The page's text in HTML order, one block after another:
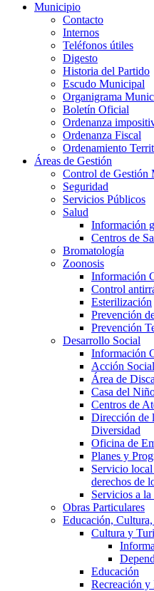
Municipio
Contacto
Internos
Teléfonos útiles
Digesto
Historia del Partido
Escudo Municipal
Organigrama
Boletín Oficial
Ordenanza
Ordenanza Fiscal
Ordenamiento
Áreas de Gestión
Control de Gestión
Seguridad
Servicios Públicos
Salud
Información
Centros de
Bromatología
Zoonosis
Información
Control
Esterilización
Prevención
Prevención
Desarrollo Social
Información
Acción
Área de
Casa del
Centros de
Dirección de
Diversidad
Oficina de
Planes y
Servicio
derechos de
Servicios a
Obras Particulares
Educación,
Cultura y
Educación
Recreación y